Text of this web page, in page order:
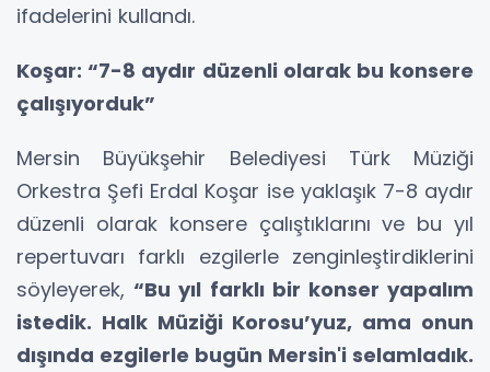
ifadelerini kullandı.
Koşar: “7-8 aydır düzenli olarak bu konsere
çalışıyorduk”
Mersin Büyükşehir Belediyesi Türk Müziği
Orkestra Şefi Erdal Koşar ise yaklaşık 7-8 aydır
düzenli olarak konsere çalıştıklarını ve bu yıl
repertuvarı farklı ezgilerle zenginleştirdiklerini
söyleyerek, “Bu yıl farklı bir konser yapalım
istedik. Halk Müziği Korosu’yuz, ama onun
dışında ezgilerle bugün Mersin'i selamladık.